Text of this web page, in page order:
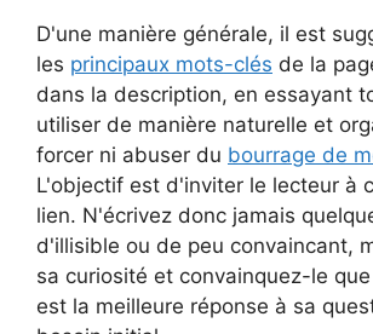
D'une manière générale, il est
les principaux mots-clés de la
dans la description, en essayant
utiliser de manière naturelle et
forcer ni abuser du bourrage de
L'objectif est d'inviter le lecteur à
lien. N'écrivez donc jamais
d'illisible ou de peu convaincant,
sa curiosité et convainquez-le
est la meilleure réponse à sa